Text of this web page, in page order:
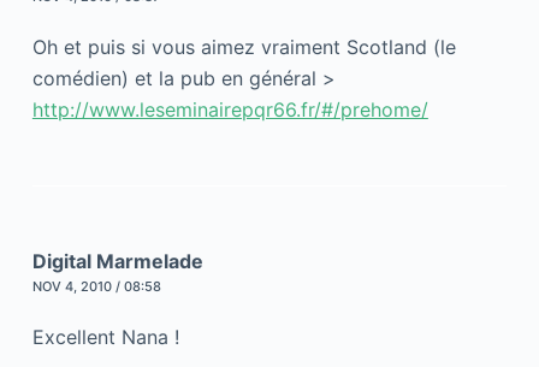
Oh et puis si vous aimez vraiment Scotland (le
comédien) et la pub en général >
http://www.leseminairepqr66.fr/#/prehome/
Digital Marmelade
NOV 4, 2010 / 08:58
Excellent Nana !